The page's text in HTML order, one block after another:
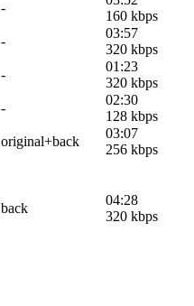
-
160 kbps
-
03:57
320 kbps
-
01:23
320 kbps
-
02:30
128 kbps
original+back
03:07
256 kbps
back
04:28
320 kbps